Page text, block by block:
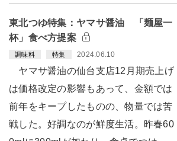
東北つゆ特集：ヤマサ醤油 「麺屋一
杯」食べ方提案
調味料 特集 2024.06.10
ヤマサ醤油の仙台支店12月期売上げ
は価格改定の影響もあって、金額では
前年をキープしたものの、物量では苦
戦した。好調なのが鮮度生活。昨春60